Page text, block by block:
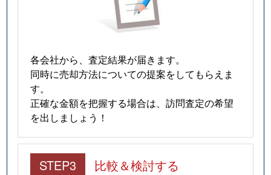
各会社から、査定結果が届きます。
同時に売却方法についての提案をしてもらえま
す。
正確な金額を把握する場合は、訪問査定の希望
を出しましょう！
STEP3 比較＆検討する